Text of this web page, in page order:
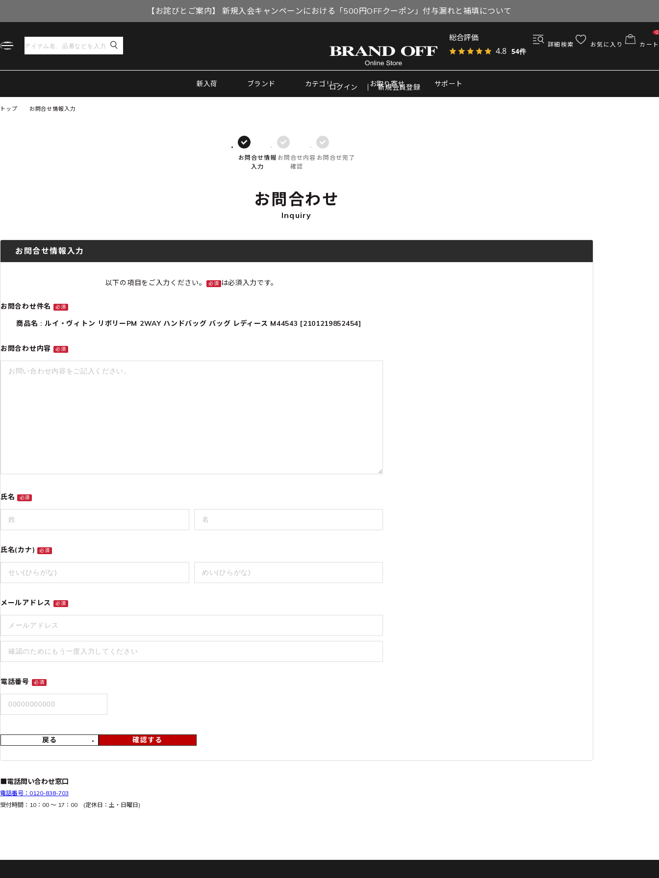
【お詫びとご案内】 新規入会キャンペーンにおける「500円OFFクーポン」付与漏れと補填について
総合評価
4.8 54件
詳細検索 お気に入り カート
0
新入荷 ブランド カテゴリー お取り寄せ サポート
ログイン 新規会員登録
トップ お問合せ情報入力
お問合せ情報
入力
お問合せ内容
確認
お問合せ完了
お問合わせ
Inquiry
お問合せ情報入力
以下の項目をご入力ください。 必須 は必須入力です。
お問合わせ件名 必須
商品名 : ルイ・ヴィトン リボリーPM 2WAY ハンドバッグ バッグ レディース M44543 [2101219852454]
お問合わせ内容 必須
氏名 必須
氏名(カナ) 必須
メールアドレス 必須
電話番号 必須
戻る 確認する
■電話問い合わせ窓口
電話番号：0120-838-703
受付時間：10：00 ～ 17：00 (定休日：土・日曜日)